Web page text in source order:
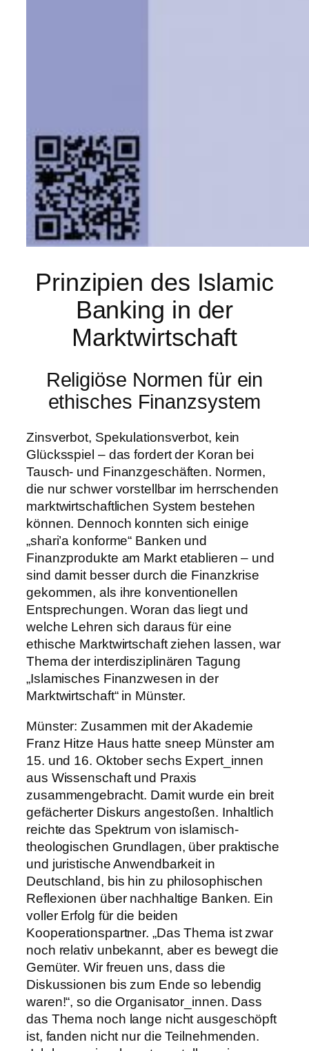
Prinzipien des Islamic
Banking in der
Marktwirtschaft
Religiöse Normen für ein
ethisches Finanzsystem
Zinsverbot, Spekulationsverbot, kein
Glücksspiel – das fordert der Koran bei
Tausch- und Finanzgeschäften. Normen,
die nur schwer vorstellbar im herrschenden
marktwirtschaftlichen System bestehen
können. Dennoch konnten sich einige
„shari’a konforme“ Banken und
Finanzprodukte am Markt etablieren – und
sind damit besser durch die Finanzkrise
gekommen, als ihre konventionellen
Entsprechungen. Woran das liegt und
welche Lehren sich daraus für eine
ethische Marktwirtschaft ziehen lassen, war
Thema der interdisziplinären Tagung
„Islamisches Finanzwesen in der
Marktwirtschaft“ in Münster.
Münster: Zusammen mit der Akademie
Franz Hitze Haus hatte sneep Münster am
15. und 16. Oktober sechs Expert_innen
aus Wissenschaft und Praxis
zusammengebracht. Damit wurde ein breit
gefächerter Diskurs angestoßen. Inhaltlich
reichte das Spektrum von islamisch-
theologischen Grundlagen, über praktische
und juristische Anwendbarkeit in
Deutschland, bis hin zu philosophischen
Reflexionen über nachhaltige Banken. Ein
voller Erfolg für die beiden
Kooperationspartner. „Das Thema ist zwar
noch relativ unbekannt, aber es bewegt die
Gemüter. Wir freuen uns, dass die
Diskussionen bis zum Ende so lebendig
waren!“, so die Organisator_innen. Dass
das Thema noch lange nicht ausgeschöpft
ist, fanden nicht nur die Teilnehmenden.